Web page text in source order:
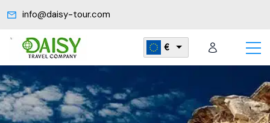
info@daisy-tour.com
€